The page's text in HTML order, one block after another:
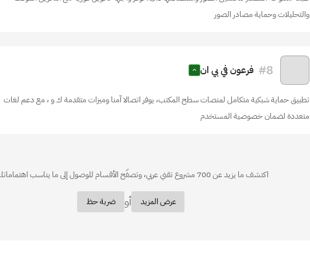
والتحليلات وحماية مصادر الصور
#8 فرعون في بي ان
تطبيق حماية شبكية متكامل لمنصات سطح المكتب، يوفر اتصالا آمنا وميزات متقدمة ك و ، مع دعم لغات
متعددة لضمان خصوصية المستخدم
اكتشف ما يزيد عن 700 مشروع تقني عربي، وتصفّح الأقسام للوصول إلى ما يناسب اهتماماتك.
عرض المزيد أو ضربة حظ